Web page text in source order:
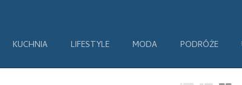
KUCHNIA LIFESTYLE MODA PODRÓŻE